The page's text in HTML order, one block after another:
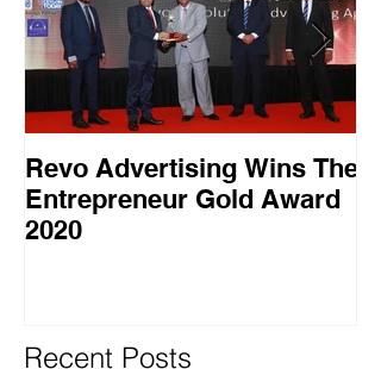
Revo Advertising Wins The
Entrepreneur Gold Award
2020
Recent Posts